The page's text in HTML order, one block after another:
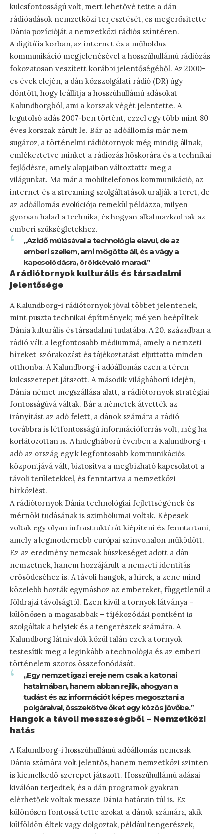
kulcsfontosságú volt, mert lehetővé tette a dán
rádióadások nemzetközi terjesztését, és megerősítette
Dánia pozícióját a nemzetközi rádiós színtéren.
A digitális korban, az internet és a műholdas
kommunikáció megjelenésével a hosszúhullámú rádiózás
fokozatosan veszített korábbi jelentőségéből. Az 2000-
es évek elején, a dán közszolgálati rádió (DR) úgy
döntött, hogy leállítja a hosszúhullámú adásokat
Kalundborgból, ami a korszak végét jelentette. A
legutolsó adás 2007-ben történt, ezzel egy több mint 80
éves korszak zárult le. Bár az adóállomás már nem
sugároz, a történelmi rádiótornyok még mindig állnak,
emlékeztetve minket a rádiózás hőskorára és a technikai
fejlődésre, amely alapjaiban változtatta meg a
világunkat. Ma már a mobiltelefonos kommunikáció, az
internet és a streaming szolgáltatások uralják a teret, de
az adóállomás evolúciója remekül példázza, milyen
gyorsan halad a technika, és hogyan alkalmazkodnak az
emberi szükségletekhez.
„Az idő múlásával a technológia elavul, de az
emberi szellem, ami mögötte áll, és a vágy a
kapcsolódásra, örökkévaló marad.”
A rádiótornyok kulturális és társadalmi
jelentősége
A Kalundborg-i rádiótornyok jóval többet jelentenek,
mint puszta technikai építmények; mélyen beépültek
Dánia kulturális és társadalmi tudatába. A 20. században a
rádió vált a legfontosabb médiummá, amely a nemzeti
híreket, szórakozást és tájékoztatást eljuttatta minden
otthonba. A Kalundborg-i adóállomás ezen a téren
kulcsszerepet játszott. A második világháború idején,
Dánia német megszállása alatt, a rádiótornyok stratégiai
fontosságúvá váltak. Bár a németek átvették az
irányítást az adó felett, a dánok számára a rádió
továbbra is létfontosságú információforrás volt, még ha
korlátozottan is. A hidegháború éveiben a Kalundborg-i
adó az ország egyik legfontosabb kommunikációs
központjává vált, biztosítva a megbízható kapcsolatot a
távoli területekkel, és fenntartva a nemzetközi
hírközlést.
A rádiótornyok Dánia technológiai fejlettségének és
mérnöki tudásának is szimbólumai voltak. Képesek
voltak egy olyan infrastruktúrát kiépíteni és fenntartani,
amely a legmodernebb európai színvonalon működött.
Ez az eredmény nemcsak büszkeséget adott a dán
nemzetnek, hanem hozzájárult a nemzeti identitás
erősödéséhez is. A távoli hangok, a hírek, a zene mind
közelebb hozták egymáshoz az embereket, függetlenül a
földrajzi távolságtól. Ezen kívül a tornyok látványa –
különösen a magasabbak – tájékozódási pontként is
szolgáltak a helyiek és a tengerészek számára. A
Kalundborg látnivalók közül talán ezek a tornyok
testesítik meg a leginkább a technológia és az emberi
történelem szoros összefonódását.
„Egy nemzet igazi ereje nem csak a katonai
hatalmában, hanem abban rejlik, ahogyan a
tudást és az információt képes megosztani a
polgáraival, összekötve őket egy közös jövőbe.”
Hangok a távoli messzeségből – Nemzetközi
hatás
A Kalundborg-i hosszúhullámú adóállomás nemcsak
Dánia számára volt jelentős, hanem nemzetközi szinten
is kiemelkedő szerepet játszott. Hosszúhullámú adásai
kiválóan terjedtek, és a dán programok gyakran
elérhetőek voltak messze Dánia határain túl is. Ez
különösen fontossá tette azokat a dánok számára, akik
külföldön éltek vagy dolgoztak, például tengerészek,